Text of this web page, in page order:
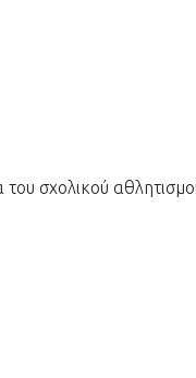
σχολικού